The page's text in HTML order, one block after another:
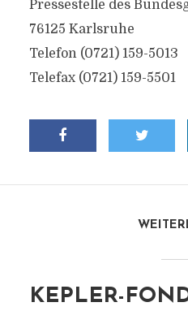
Pressestelle des
76125 Karlsruhe
Telefon (0721) 159-5013
Telefax (0721) 159-5501
KEPLER-